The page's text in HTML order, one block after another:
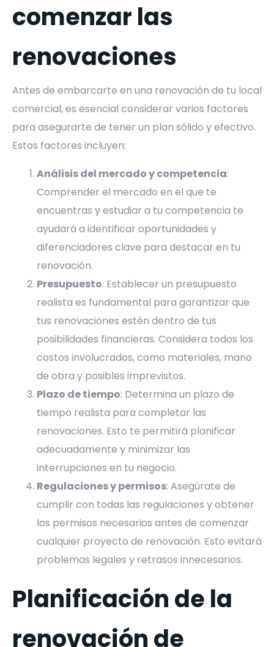
comenzar las
renovaciones
Antes de embarcarte en una renovación de tu local
comercial, es esencial considerar varios factores
para asegurarte de tener un plan sólido y efectivo.
Estos factores incluyen:
Análisis del mercado y competencia:
Comprender el mercado en el que te
encuentras y estudiar a tu competencia te
ayudará a identificar oportunidades y
diferenciadores clave para destacar en tu
renovación.
Presupuesto: Establecer un presupuesto
realista es fundamental para garantizar que
tus renovaciones estén dentro de tus
posibilidades financieras. Considera todos los
costos involucrados, como materiales, mano
de obra y posibles imprevistos.
Plazo de tiempo: Determina un plazo de
tiempo realista para completar las
renovaciones. Esto te permitirá planificar
adecuadamente y minimizar las
interrupciones en tu negocio.
Regulaciones y permisos: Asegúrate de
cumplir con todas las regulaciones y obtener
los permisos necesarios antes de comenzar
cualquier proyecto de renovación. Esto evitará
problemas legales y retrasos innecesarios.
Planificación de la
renovación de